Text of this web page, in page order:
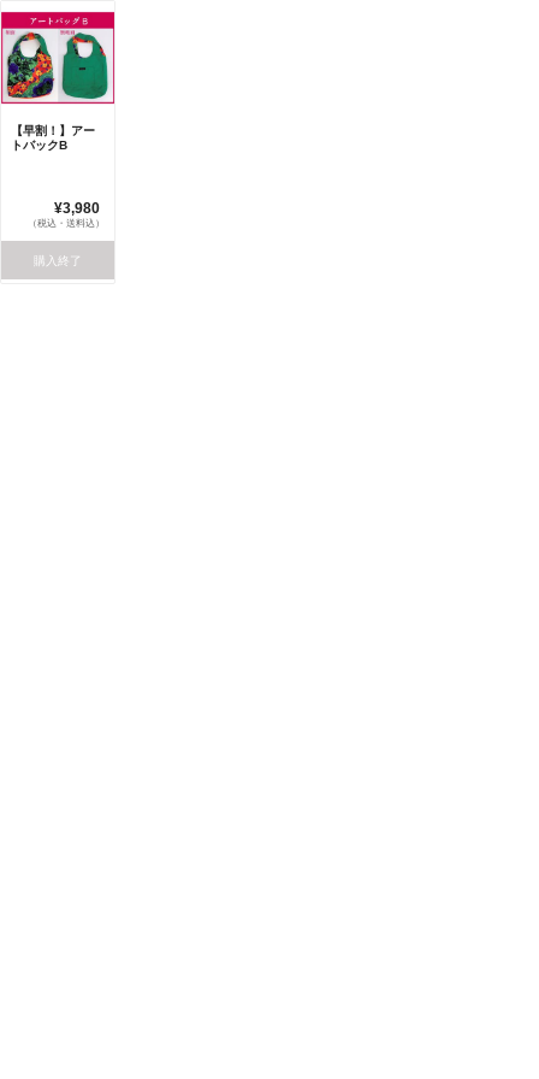
【早割！】アー
トバックB
¥3,980
（税込・送料込）
購入終了